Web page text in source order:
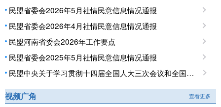
民盟省委会2026年5月社情民意信息情况通报
民盟省委会2026年4月社情民意信息情况通报
民盟河南省委会2026年工作要点
民盟省委会2025年5月社情民意信息情况通报
民盟中央关于学习贯彻十四届全国人大三次会议和全国政协十四届三次会议精神的决定
视频广角 查看更多